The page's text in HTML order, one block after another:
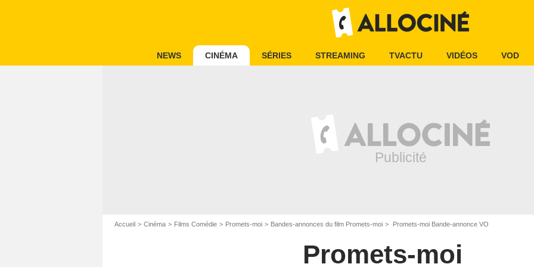
NEWS CINÉMA SÉRIES STREAMING TVACTU VIDÉOS VOD
Accueil Cinéma Films Comédie Promets-moi Bandes-annonces du film Promets-moi Promets-moi Bande-annonce VO
Promets-moi